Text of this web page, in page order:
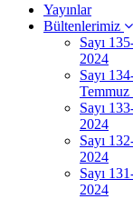
Yayınlar
Bültenlerimiz
Sayı
2024
Sayı
Temmuz
Sayı
2024
Sayı
2024
Sayı
2024